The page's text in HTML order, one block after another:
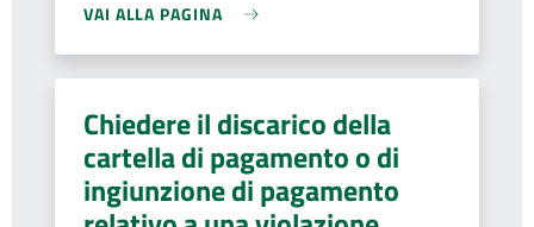
VAI ALLA PAGINA
Chiedere il discarico della
cartella di pagamento o di
ingiunzione di pagamento